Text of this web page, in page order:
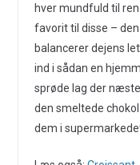
hver mundfuld til
favorit til disse –
balancerer dejens
ind i sådan en
sprøde lag der
den smeltede
dem i